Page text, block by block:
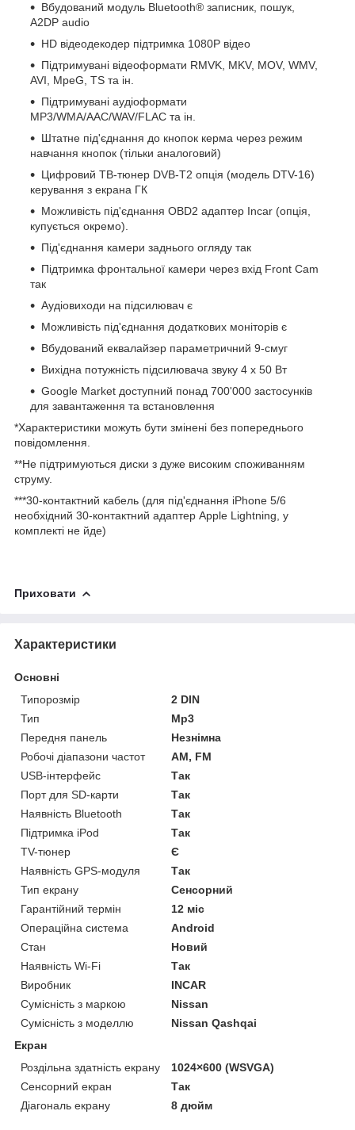
Вбудований модуль Bluetooth® записник, пошук,
A2DP audio
HD відеодекодер підтримка 1080P відео
Підтримувані відеоформати RMVK, MKV, MOV, WMV,
AVI, MpeG, TS та ін.
Підтримувані аудіоформати
MP3/WMA/AAC/WAV/FLAC та ін.
Штатне під'єднання до кнопок керма через режим
навчання кнопок (тільки аналоговий)
Цифровий ТВ-тюнер DVB-T2 опція (модель DTV-16)
керування з екрана ГК
Можливість під'єднання OBD2 адаптер Incar (опція,
купується окремо).
Під'єднання камери заднього огляду так
Підтримка фронтальної камери через вхід Front Cam
так
Аудіовиходи на підсилювач є
Можливість під'єднання додаткових моніторів є
Вбудований еквалайзер параметричний 9-смуг
Вихідна потужність підсилювача звуку 4 х 50 Вт
Google Market доступний понад 700'000 застосунків
для завантаження та встановлення
*Характеристики можуть бути змінені без попереднього
повідомлення.
**Не підтримуються диски з дуже високим споживанням
струму.
***30-контактний кабель (для під'єднання iPhone 5/6
необхідний 30-контактний адаптер Apple Lightning, у
комплекті не йде)
Приховати
Характеристики
Основні
Типорозмір
2 DIN
Тип
Mp3
Передня панель
Незнімна
Робочі діапазони частот
AM, FM
USB-інтерфейс
Так
Порт для SD-карти
Так
Наявність Bluetooth
Так
Підтримка iPod
Так
TV-тюнер
Є
Наявність GPS-модуля
Так
Тип екрану
Сенсорний
Гарантійний термін
12 міс
Операційна система
Android
Стан
Новий
Наявність Wi-Fi
Так
Виробник
INCAR
Сумісність з маркою
Nissan
Сумісність з моделлю
Nissan Qashqai
Екран
Роздільна здатність екрану
1024×600 (WSVGA)
Сенсорний екран
Так
Діагональ екрану
8 дюйм